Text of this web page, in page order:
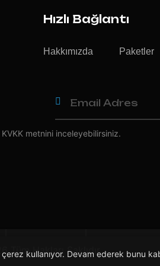
Hızlı Bağlantı
Hakkımızda Paketler
metnini inceleyebilirsiniz.
Tüm Hakları Saklıdır
kullanıyor. Devam ederek bunu